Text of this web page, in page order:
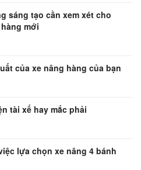
sáng tạo cần xem xét cho
mới
của xe nâng hàng của bạn
tài xế hay mắc phải
lựa chọn xe nâng 4 bánh